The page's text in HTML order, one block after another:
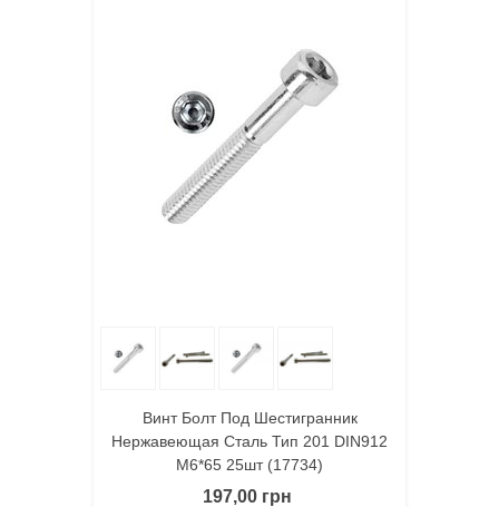
Винт Болт Под Шестигранник
Нержавеющая Сталь Тип 201 DIN912
M6*65 25шт (17734)
197,00 грн